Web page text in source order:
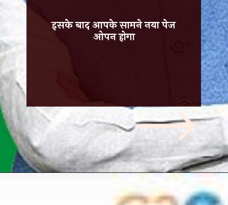
इसके बाद आपके सामने नया पेज
ओपन होगा